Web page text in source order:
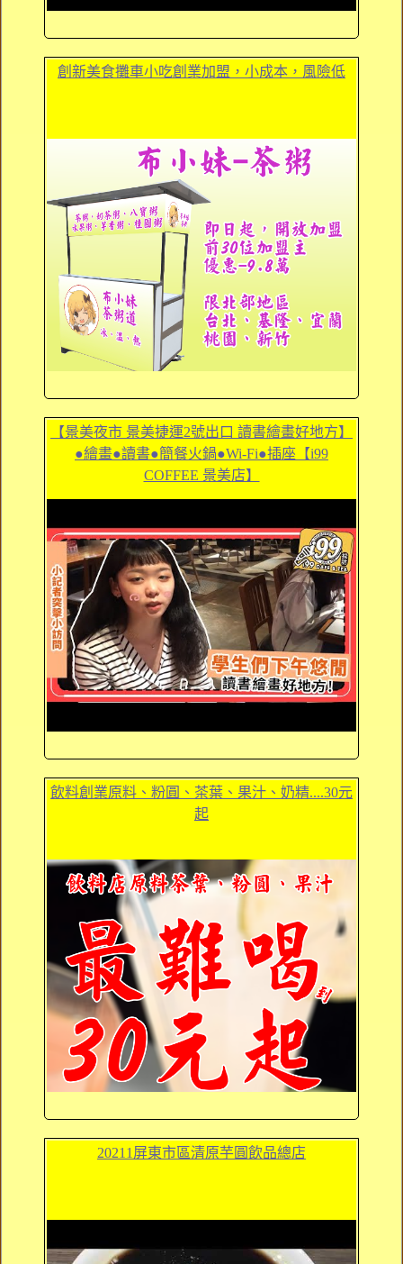
創新美食攤車小吃創業加盟，小成本，風險低
【景美夜市 景美捷運2號出口 讀書繪畫好地方】
●繪畫●讀書●簡餐火鍋●Wi-Fi●插座【i99
COFFEE 景美店】
飲料創業原料、粉圓、茶葉、果汁、奶精....30元
起
20211屏東市區清原芋圓飲品總店